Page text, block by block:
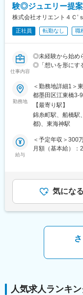
験◎ジュエリー提
株式会社オリエント４Ｃ’ｓ
正社員 転勤なし 職
仕事内容
◎未経験から始め
◎「想いを形にす
■募集背景
1977年創業のジ
心に事業を展開
を形にする接客ス
今回さらなる体制
ら最適なご提案
いたします。
に応じ、
修理・リフォー
ます。
■具体的な業務内容
・既製ジュエリー
・ジュエリーリ
・金／プラチナの
勤務地
＜勤務地詳細1＞
都墨田区江東橋3-
受動喫煙対策：
所：千葉県船橋市本町7丁目1-1 東
駅：JR線／船橋駅
【最寄り駅】
錦糸町駅、船橋駅
都)、東海神駅
給与
＜予定年収＞300
月額（基本給）
考を通じて上下
めた表記です。
気になる
人気求人ランキ